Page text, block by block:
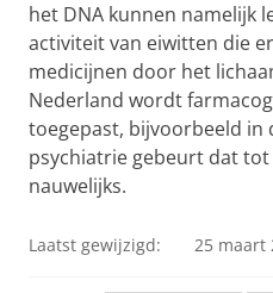
het DNA kunnen namelijk
activiteit van eiwitten die
medicijnen door het
Nederland wordt
toegepast, bijvoorbeeld in
psychiatrie gebeurt dat
nauwelijks.
Laatst gewijzigd: 25 maart